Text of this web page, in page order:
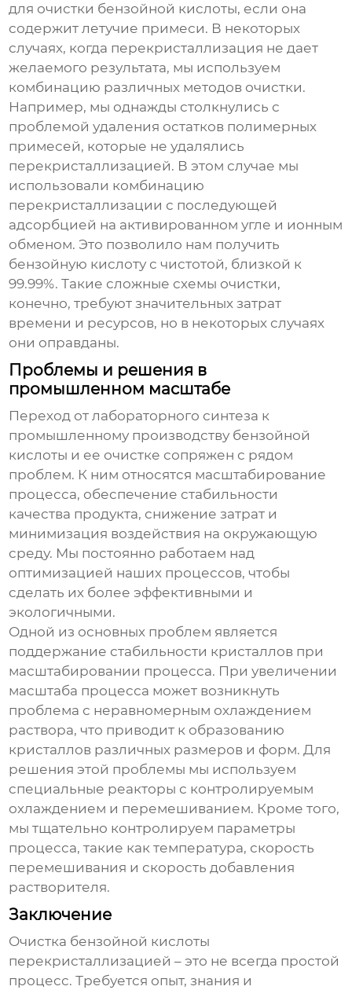
для очистки бензойной кислоты, если она
содержит летучие примеси. В некоторых
случаях, когда перекристаллизация не дает
желаемого результата, мы используем
комбинацию различных методов очистки.
Например, мы однажды столкнулись с
проблемой удаления остатков полимерных
примесей, которые не удалялись
перекристаллизацией. В этом случае мы
использовали комбинацию
перекристаллизации с последующей
адсорбцией на активированном угле и ионным
обменом. Это позволило нам получить
бензойную кислоту с чистотой, близкой к
99.99%. Такие сложные схемы очистки,
конечно, требуют значительных затрат
времени и ресурсов, но в некоторых случаях
они оправданы.
Проблемы и решения в
промышленном масштабе
Переход от лабораторного синтеза к
промышленному производству бензойной
кислоты и ее очистке сопряжен с рядом
проблем. К ним относятся масштабирование
процесса, обеспечение стабильности
качества продукта, снижение затрат и
минимизация воздействия на окружающую
среду. Мы постоянно работаем над
оптимизацией наших процессов, чтобы
сделать их более эффективными и
экологичными.
Одной из основных проблем является
поддержание стабильности кристаллов при
масштабировании процесса. При увеличении
масштаба процесса может возникнуть
проблема с неравномерным охлаждением
раствора, что приводит к образованию
кристаллов различных размеров и форм. Для
решения этой проблемы мы используем
специальные реакторы с контролируемым
охлаждением и перемешиванием. Кроме того,
мы тщательно контролируем параметры
процесса, такие как температура, скорость
перемешивания и скорость добавления
растворителя.
Заключение
Очистка бензойной кислоты
перекристаллизацией – это не всегда простой
процесс. Требуется опыт, знания и